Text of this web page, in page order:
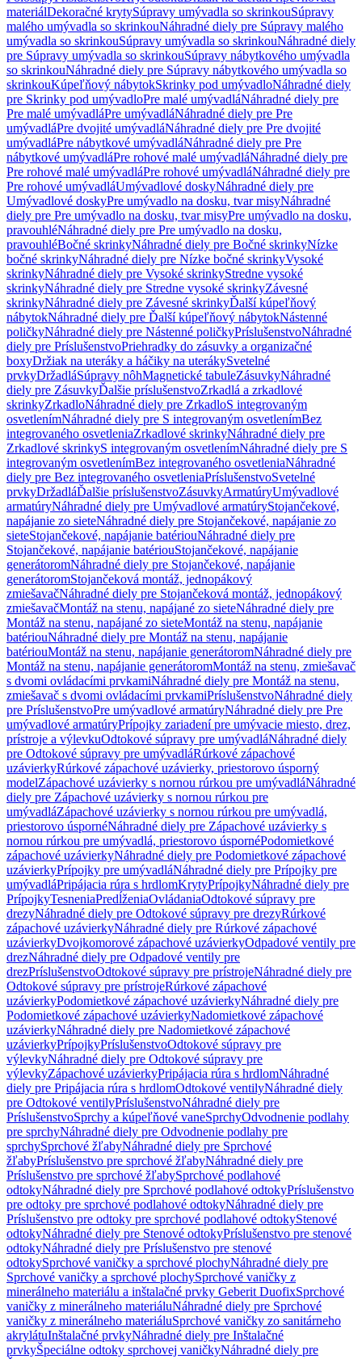
materiálDekoračné krytySúpravy umývadla so skrinkouSúpravy
malého umývadla so skrinkouNáhradné diely pre Súpravy malého
umývadla so skrinkouSúpravy umývadla so skrinkouNáhradné diely
pre Súpravy umývadla so skrinkouSúpravy nábytkového umývadla
so skrinkouNáhradné diely pre Súpravy nábytkového umývadla so
skrinkouKúpeľňový nábytokSkrinky pod umývadloNáhradné diely
pre Skrinky pod umývadloPre malé umývadláNáhradné diely pre
Pre malé umývadláPre umývadláNáhradné diely pre Pre
umývadláPre dvojité umývadláNáhradné diely pre Pre dvojité
umývadláPre nábytkové umývadláNáhradné diely pre Pre
nábytkové umývadláPre rohové malé umývadláNáhradné diely pre
Pre rohové malé umývadláPre rohové umývadláNáhradné diely pre
Pre rohové umývadláUmývadlové doskyNáhradné diely pre
Umývadlové doskyPre umývadlo na dosku, tvar misyNáhradné
diely pre Pre umývadlo na dosku, tvar misyPre umývadlo na dosku,
pravouhléNáhradné diely pre Pre umývadlo na dosku,
pravouhléBočné skrinkyNáhradné diely pre Bočné skrinkyNízke
bočné skrinkyNáhradné diely pre Nízke bočné skrinkyVysoké
skrinkyNáhradné diely pre Vysoké skrinkyStredne vysoké
skrinkyNáhradné diely pre Stredne vysoké skrinkyZávesné
skrinkyNáhradné diely pre Závesné skrinkyĎalší kúpeľňový
nábytokNáhradné diely pre Ďalší kúpeľňový nábytokNástenné
poličkyNáhradné diely pre Nástenné poličkyPríslušenstvoNáhradné
diely pre PríslušenstvoPriehradky do zásuvky a organizačné
boxyDržiak na uteráky a háčiky na uterákySvetelné
prvkyDržadláSúpravy nôhMagnetické tabuleZásuvkyNáhradné
diely pre ZásuvkyĎalšie príslušenstvoZrkadlá a zrkadlové
skrinkyZrkadloNáhradné diely pre ZrkadloS integrovaným
osvetlenímNáhradné diely pre S integrovaným osvetlenímBez
integrovaného osvetleniaZrkadlové skrinkyNáhradné diely pre
Zrkadlové skrinkyS integrovaným osvetlenímNáhradné diely pre S
integrovaným osvetlenímBez integrovaného osvetleniaNáhradné
diely pre Bez integrovaného osvetleniaPríslušenstvoSvetelné
prvkyDržadláĎalšie príslušenstvoZásuvkyArmatúryUmývadlové
armatúryNáhradné diely pre Umývadlové armatúryStojančekové,
napájanie zo sieteNáhradné diely pre Stojančekové, napájanie zo
sieteStojančekové, napájanie batériouNáhradné diely pre
Stojančekové, napájanie batériouStojančekové, napájanie
generátoromNáhradné diely pre Stojančekové, napájanie
generátoromStojančeková montáž, jednopákový
zmiešavačNáhradné diely pre Stojančeková montáž, jednopákový
zmiešavačMontáž na stenu, napájané zo sieteNáhradné diely pre
Montáž na stenu, napájané zo sieteMontáž na stenu, napájanie
batériouNáhradné diely pre Montáž na stenu, napájanie
batériouMontáž na stenu, napájanie generátoromNáhradné diely pre
Montáž na stenu, napájanie generátoromMontáž na stenu, zmiešavač
s dvomi ovládacími prvkamiNáhradné diely pre Montáž na stenu,
zmiešavač s dvomi ovládacími prvkamiPríslušenstvoNáhradné diely
pre PríslušenstvoPre umývadlové armatúryNáhradné diely pre Pre
umývadlové armatúryPrípojky zariadení pre umývacie miesto, drez,
prístroje a výlevkuOdtokové súpravy pre umývadláNáhradné diely
pre Odtokové súpravy pre umývadláRúrkové zápachové
uzávierkyRúrkové zápachové uzávierky, priestorovo úsporný
modelZápachové uzávierky s nornou rúrkou pre umývadláNáhradné
diely pre Zápachové uzávierky s nornou rúrkou pre
umývadláZápachové uzávierky s nornou rúrkou pre umývadlá,
priestorovo úspornéNáhradné diely pre Zápachové uzávierky s
nornou rúrkou pre umývadlá, priestorovo úspornéPodomietkové
zápachové uzávierkyNáhradné diely pre Podomietkové zápachové
uzávierkyPrípojky pre umývadláNáhradné diely pre Prípojky pre
umývadláPripájacia rúra s hrdlomKrytyPrípojkyNáhradné diely pre
PrípojkyTesneniaPredĺženiaOvládaniaOdtokové súpravy pre
drezyNáhradné diely pre Odtokové súpravy pre drezyRúrkové
zápachové uzávierkyNáhradné diely pre Rúrkové zápachové
uzávierkyDvojkomorové zápachové uzávierkyOdpadové ventily pre
drezNáhradné diely pre Odpadové ventily pre
drezPríslušenstvoOdtokové súpravy pre prístrojeNáhradné diely pre
Odtokové súpravy pre prístrojeRúrkové zápachové
uzávierkyPodomietkové zápachové uzávierkyNáhradné diely pre
Podomietkové zápachové uzávierkyNadomietkové zápachové
uzávierkyNáhradné diely pre Nadomietkové zápachové
uzávierkyPrípojkyPríslušenstvoOdtokové súpravy pre
výlevkyNáhradné diely pre Odtokové súpravy pre
výlevkyZápachové uzávierkyPripájacia rúra s hrdlomNáhradné
diely pre Pripájacia rúra s hrdlomOdtokové ventilyNáhradné diely
pre Odtokové ventilyPríslušenstvoNáhradné diely pre
PríslušenstvoSprchy a kúpeľňové vaneSprchyOdvodnenie podlahy
pre sprchyNáhradné diely pre Odvodnenie podlahy pre
sprchySprchové žľabyNáhradné diely pre Sprchové
žľabyPríslušenstvo pre sprchové žľabyNáhradné diely pre
Príslušenstvo pre sprchové žľabySprchové podlahové
odtokyNáhradné diely pre Sprchové podlahové odtokyPríslušenstvo
pre odtoky pre sprchové podlahové odtokyNáhradné diely pre
Príslušenstvo pre odtoky pre sprchové podlahové odtokyStenové
odtokyNáhradné diely pre Stenové odtokyPríslušenstvo pre stenové
odtokyNáhradné diely pre Príslušenstvo pre stenové
odtokySprchové vaničky a sprchové plochyNáhradné diely pre
Sprchové vaničky a sprchové plochySprchové vaničky z
minerálneho materiálu a inštalačné prvky Geberit DuofixSprchové
vaničky z minerálneho materiáluNáhradné diely pre Sprchové
vaničky z minerálneho materiáluSprchové vaničky zo sanitárneho
akrylátuInštalačné prvkyNáhradné diely pre Inštalačné
prvkyŠpeciálne odtoky sprchovej vaničkyNáhradné diely pre